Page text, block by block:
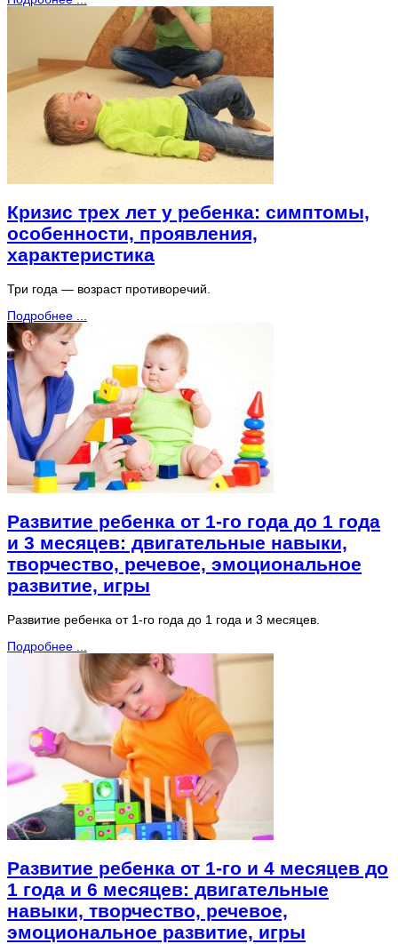
Кризис трех лет у ребенка: симптомы,
особенности, проявления,
характеристика
Три года — возраст противоречий.
Подробнее ...
Развитие ребенка от 1-го года до 1 года
и 3 месяцев: двигательные навыки,
творчество, речевое, эмоциональное
развитие, игры
Развитие ребенка от 1-го года до 1 года и 3 месяцев.
Подробнее ...
Развитие ребенка от 1-го и 4 месяцев до
1 года и 6 месяцев: двигательные
навыки, творчество, речевое,
эмоциональное развитие, игры